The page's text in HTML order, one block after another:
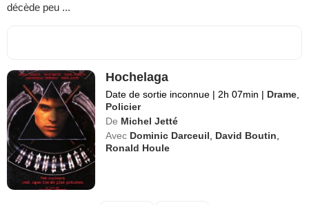
décède peu ...
Hochelaga
Date de sortie inconnue | 2h 07min | Drame
Policier
De Michel Jetté
Avec Dominic Darceuil David Boutin
Ronald Houle